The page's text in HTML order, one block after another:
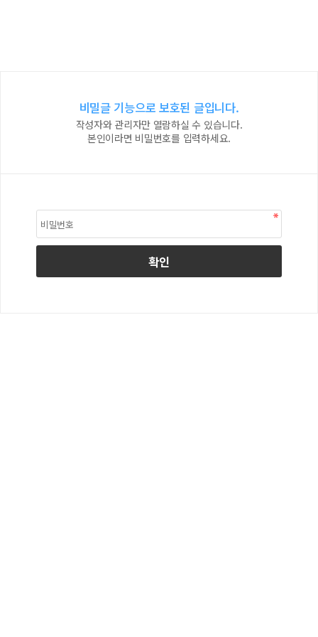
비밀글 기능으로 보호된 글입니다.
작성자와 관리자만 열람하실 수 있습니다.
본인이라면 비밀번호를 입력하세요.